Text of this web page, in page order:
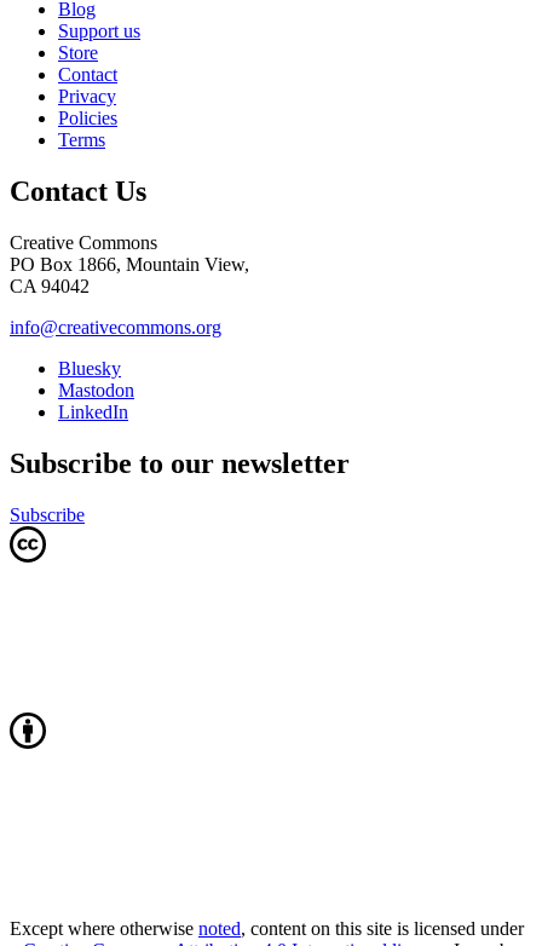
Blog
Support us
Store
Contact
Privacy
Policies
Terms
Contact Us
Creative Commons
PO Box 1866, Mountain View,
CA 94042
info@creativecommons.org
Bluesky
Mastodon
LinkedIn
Subscribe to our newsletter
Subscribe
Except where otherwise noted, content on this site is licensed under